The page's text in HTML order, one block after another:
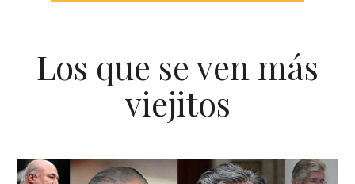
Los que se ven más
viejitos